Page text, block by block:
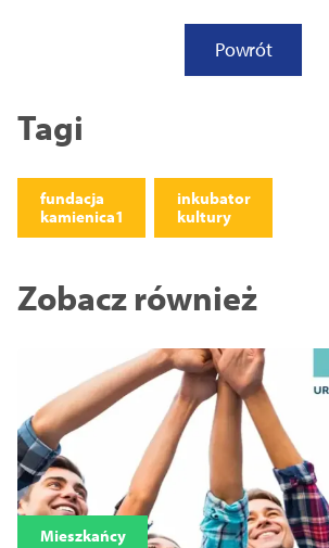
Powrót
Tagi
fundacja
kamienica1
inkubator
kultury
Zobacz również
Mieszkańcy